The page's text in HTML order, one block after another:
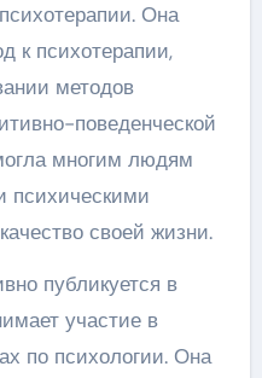
Она
к психотерапии,
методов
поведенческой
многим людям
психическими
своей жизни.
публикуется в
участие в
по психологии. Она